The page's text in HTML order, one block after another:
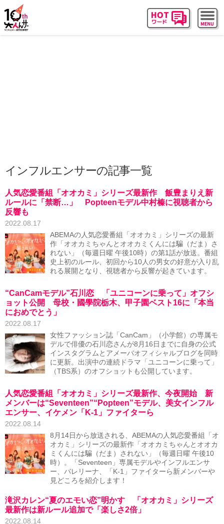
インフルエンサーの記事一覧
人気恋愛番組「オオカミ」シリーズ最新作 飯豊まりえ新
ルールに「禁断…」 Popteenモデル中村榛に視聴者から
反響も
2022.08.17
ABEMAの人気恋愛番組「オオカミ」シリーズの最新
作「オオカミちゃんとオオカミくんには騙（だま）さ
れない」（毎週日曜 午後10時）の第1話が放送。番組
史上初のルール、初回から10人の男女の好意が入り乱
れる展開となり、視聴者から反響が起きています。
“CanCamモデル”石川恋 「ユニコーンに乗って」オフシ
ョット公開 母校・國學院栃木、甲子園ベスト16に「本当
におめでとう」
2022.08.17
女性ファッション誌「CanCam」（小学館）の専属モ
デルで俳優の石川恋さんが8月16日までに自身の公式
インスタグラムとアメーバオフィシャルブログを同時
に更新。出演中の連続ドラマ「ユニコーンに乗って」
（TBS系）のオフショットも公開しています。
人気恋愛番組「オオカミ」シリーズ最新作、今夜開始 新
メンバーは“Seventeen”“Popteen”モデル、美女インフル
エンサー、イケメン「K-1」ファイターら
2022.08.14
8月14日から放送される、ABEMAの人気恋愛番組「オ
オカミ」シリーズの最新作「オオカミちゃんとオオカ
ミくんには騙（だま）されない」（毎週日曜 午後10
時）。「Seventeen」専属モデルやインフルエンサ
ー、バレリーナ、「K-1」ファイターら新メンバーや
見どころを紹介します！
滝沢カレン“夏のエモい恋”明かす 「オオカミ」シリーズ
最新作は新ルール追加で「楽しさ2倍」
2022.08.14